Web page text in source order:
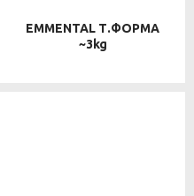
EMMENTAL Τ.ΦΟΡΜΑ
~3kg